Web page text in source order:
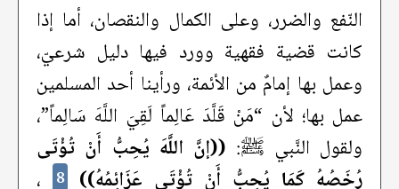
النّفع والضرر، وعلى الكمال والنقصان، أما إذا
كانت قضية فقهية وورد فيها دليل شرعيّ،
وعمل بها إمامٌ من الأئمة، ورأينا أحد المسلمين
عمل بها؛ لأن “مَنْ قَلَّدَ عَالِماً لَقِيَ اللَّهَ سَالِماً”،
ولقول النَّبي ﷺ: ((إنَّ اللَّهَ يُحِبُّ أَنْ تُؤْتَى
رُخَصُهُ كَمَا يُحِبُّ أَنْ تُؤْتَى عَزَائِمُهُ))
8
،